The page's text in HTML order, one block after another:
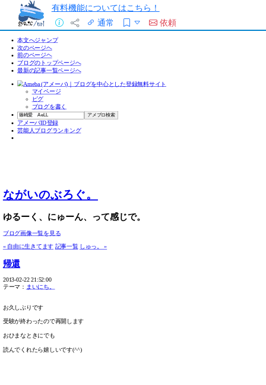
有料機能についてはこちら！
通常
依頼